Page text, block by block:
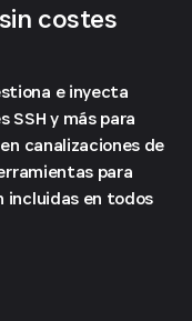
costes
e inyecta
SSH y más para
canalizaciones de
para
incluidas en todos